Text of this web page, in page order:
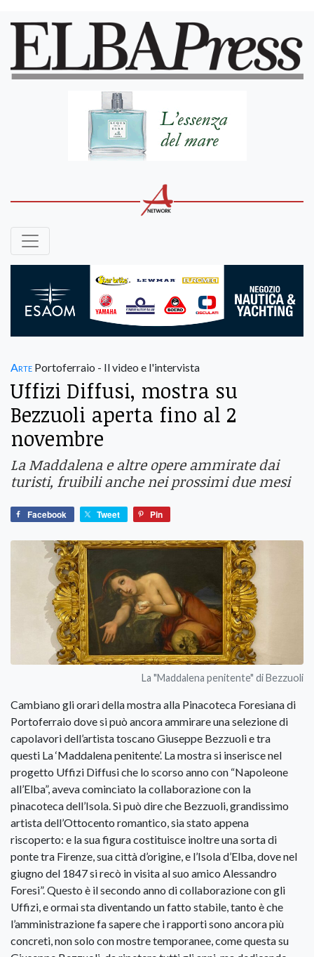
Arte Portoferraio - Il video e l'intervista
Uffizi Diffusi, mostra su
Bezzuoli aperta fino al 2
novembre
La Maddalena e altre opere ammirate dai
turisti, fruibili anche nei prossimi due mesi
Facebook Tweet Pin
La "Maddalena penitente" di Bezzuoli
Cambiano gli orari della mostra alla Pinacoteca Foresiana di
Portoferraio dove si può ancora ammirare una selezione di
capolavori dell’artista toscano Giuseppe Bezzuoli e tra
questi La ‘Maddalena penitente’. La mostra si inserisce nel
progetto Uffizi Diffusi che lo scorso anno con “Napoleone
all’Elba”, aveva cominciato la collaborazione con la
pinacoteca dell’Isola. Si può dire che Bezzuoli, grandissimo
artista dell’Ottocento romantico, sia stato appena
riscoperto: e la sua figura costituisce inoltre una sorta di
ponte tra Firenze, sua città d’origine, e l’Isola d’Elba, dove nel
giugno del 1847 si recò in visita al suo amico Alessandro
Foresi”. Questo è il secondo anno di collaborazione con gli
Uffizi, e ormai sta diventando un fatto stabile, tanto è che
l’amministrazione fa sapere che i rapporti sono ancora più
concreti, non solo con mostre temporanee, come questa su